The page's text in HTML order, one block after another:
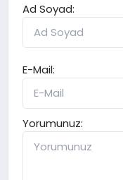
Ad Soyad:
E-Mail:
Yorumunuz: